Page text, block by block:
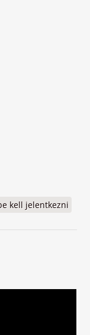
és válaszok
kell jelentkezni